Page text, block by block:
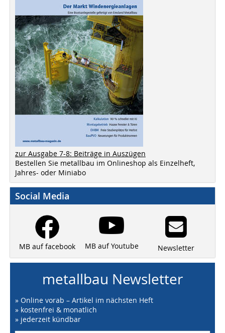
zur Ausgabe 7-8: Beiträge in Auszügen
Bestellen Sie metallbau im Onlineshop als Einzelheft,
Jahres- oder Miniabo
Social Media
MB auf facebook MB auf Youtube Newsletter
metallbau Newsletter
» Online vorab – Artikel im nächsten Heft
» kostenfrei & monatlich
» jederzeit kündbar